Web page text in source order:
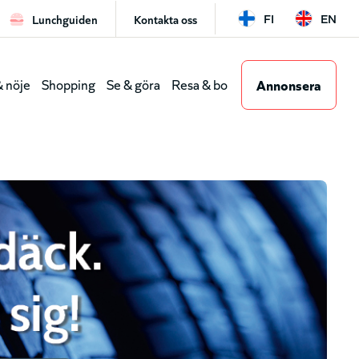
Lunchguiden
(genvägar)
Kontakta oss FI EN
nöje Shopping Se & göra Resa & bo Annonsera